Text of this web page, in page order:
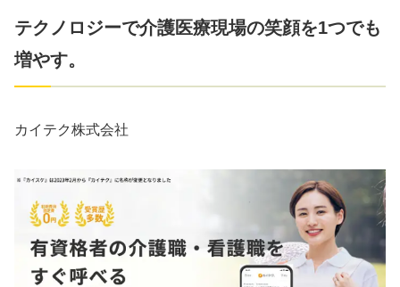
テクノロジーで介護医療現場の笑顔を1つでも
増やす。
カイテク株式会社